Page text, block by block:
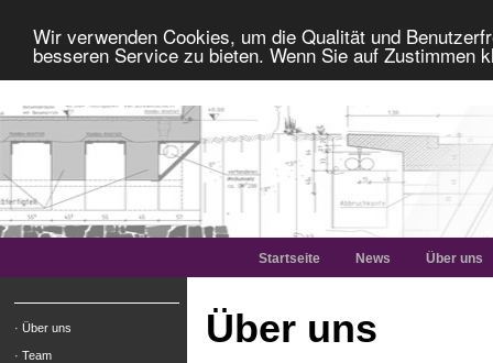
Wir verwenden Cookies, um die Qualität und
besseren Service zu bieten. Wenn Sie auf
Startseite News Über uns
· Über uns
· Team
Über uns